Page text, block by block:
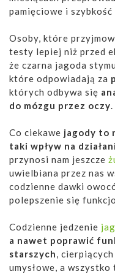
pamięciowe i szybkość
Osoby, które
testy lepiej niż przed
że czarna jagoda
które odpowiadają za
których odbywa się
do mózgu przez oczy.
Co ciekawe jagody to
taki wpływ na
przynosi nam jeszcze
uwielbiana przez nas
codzienne dawki
polepszenie się
Codzienne jedzenie
a nawet poprawić
starszych,
umysłowe, a